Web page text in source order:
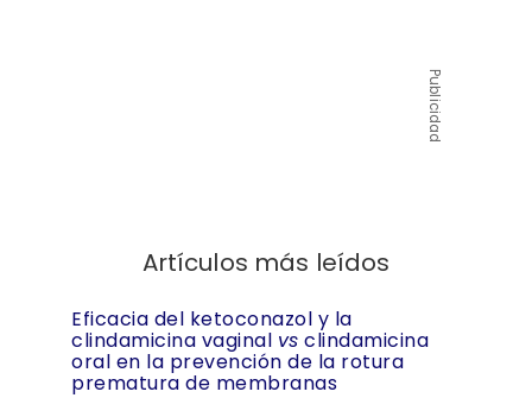
Publicidad
Artículos más leídos
Eficacia del ketoconazol y la
clindamicina vaginal vs clindamicina
oral en la prevención de la rotura
prematura de membranas